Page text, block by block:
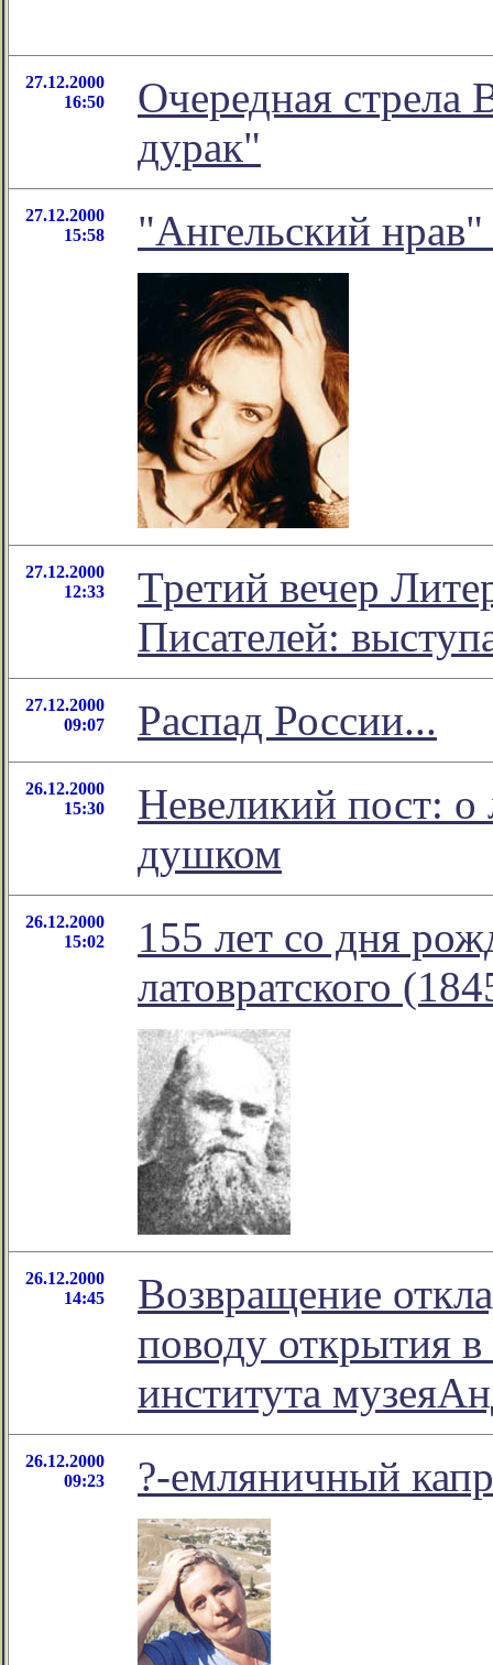
27.12.2000
16:50
Очередная стрела
дурак"
27.12.2000
15:58
"Ангельский
27.12.2000
12:33
Третий вечер
Писателей:
27.12.2000
09:07
Распад России...
26.12.2000
15:30
Невеликий пост: о
душком
26.12.2000
15:02
155 лет со дня
латовратского
26.12.2000
14:45
Возвращение
поводу открытия
института
26.12.2000
09:23
?-емляничный